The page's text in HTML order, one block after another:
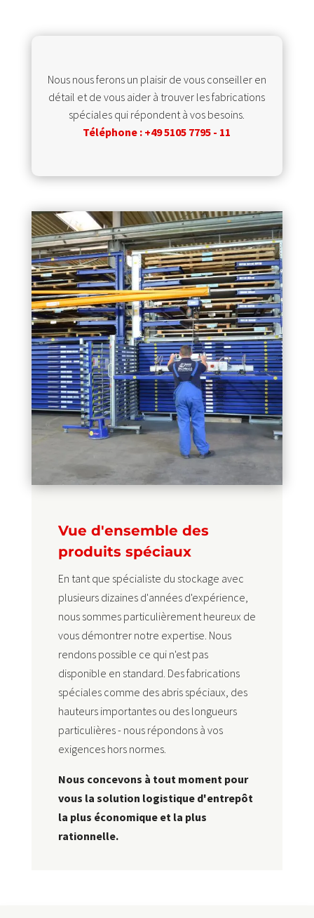
Nous nous ferons un plaisir de vous conseiller en
détail et de vous aider à trouver les fabrications
spéciales qui répondent à vos besoins.
Téléphone : +49 5105 7795 - 11
Vue d'ensemble des
produits spéciaux
En tant que spécialiste du stockage avec
plusieurs dizaines d'années d'expérience,
nous sommes particulièrement heureux de
vous démontrer notre expertise. Nous
rendons possible ce qui n'est pas
disponible en standard. Des fabrications
spéciales comme des abris spéciaux, des
hauteurs importantes ou des longueurs
particulières - nous répondons à vos
exigences hors normes.
Nous concevons à tout moment pour
vous la solution logistique d'entrepôt
la plus économique et la plus
rationnelle.